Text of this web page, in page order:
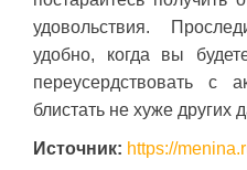
удовольствия.
удобно, когда вы
переусердствовать с
блистать не хуже других
Источник: https://